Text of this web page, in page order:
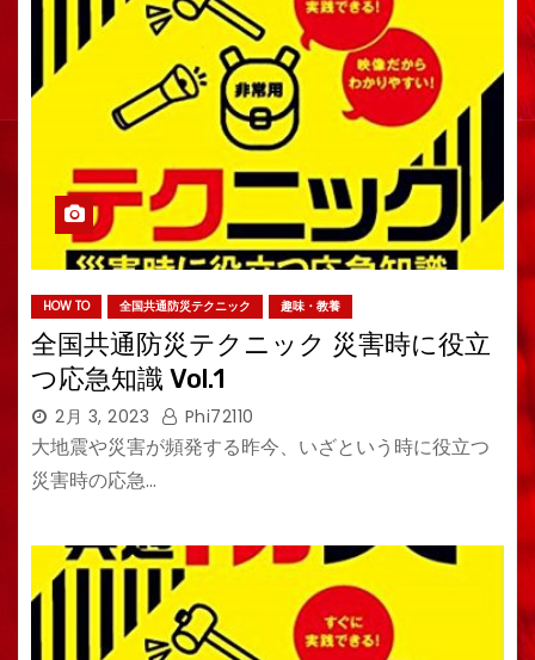
HOW TO 全国共通防災テクニック 趣味・教養
全国共通防災テクニック 災害時に役立
つ応急知識 Vol.1
2月 3, 2023 Phi72110
大地震や災害が頻発する昨今、いざという時に役立つ
災害時の応急…